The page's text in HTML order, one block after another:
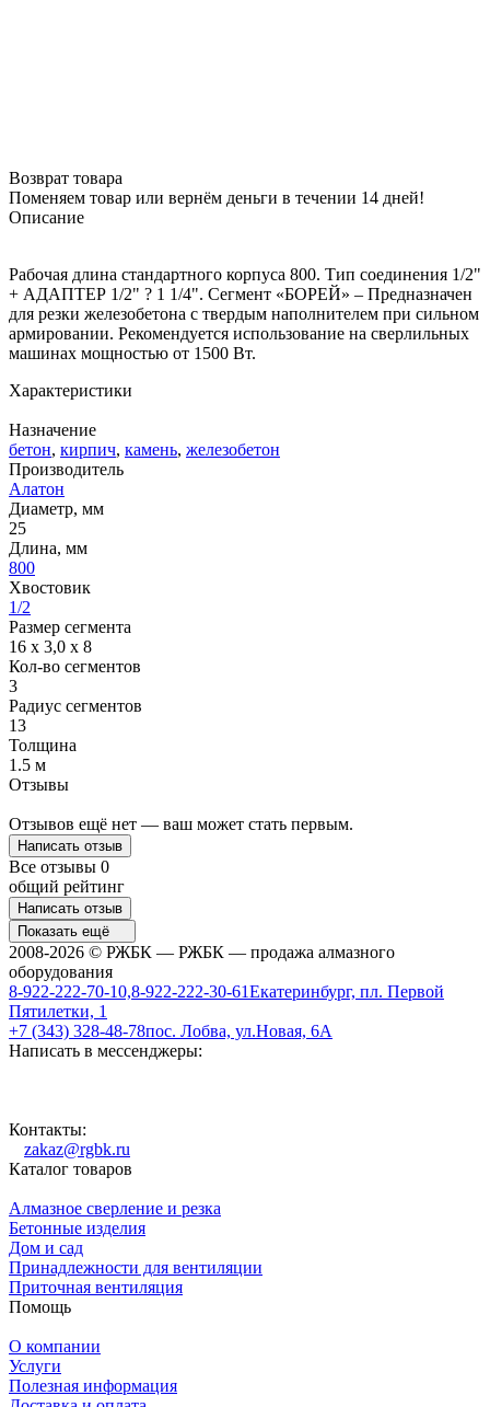
Возврат товара
Поменяем товар или вернём деньги в течении 14 дней!
Описание
Рабочая длина стандартного корпуса 800. Тип соединения 1/2"
+ АДАПТЕР 1/2" ? 1 1/4". Сегмент «БОРЕЙ» – Предназначен
для резки железобетона с твердым наполнителем при сильном
армировании. Рекомендуется использование на сверлильных
машинах мощностью от 1500 Вт.
Характеристики
Назначение
бетон, кирпич, камень, железобетон
Производитель
Алатон
Диаметр, мм
25
Длина, мм
800
Хвостовик
1/2
Размер сегмента
16 x 3,0 x 8
Кол-во сегментов
3
Радиус сегментов
13
Толщина
1.5 м
Отзывы
Отзывов ещё нет — ваш может стать первым.
Написать отзыв
Все отзывы 0
общий рейтинг
Написать отзыв
Показать ещё
2008-2026 © РЖБК — РЖБК — продажа алмазного
оборудования
8-922-222-70-10,8-922-222-30-61Екатеринбург, пл. Первой
Пятилетки, 1
+7 (343) 328-48-78пос. Лобва, ул.Новая, 6А
Написать в мессенджеры:
Контакты:
zakaz@rgbk.ru
Каталог товаров
Алмазное сверление и резка
Бетонные изделия
Дом и сад
Принадлежности для вентиляции
Приточная вентиляция
Помощь
О компании
Услуги
Полезная информация